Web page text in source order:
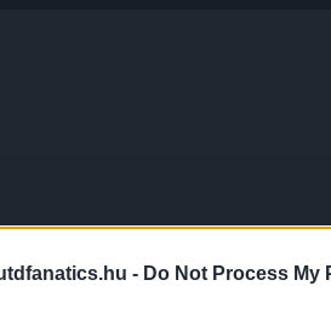
- Do Not Process My